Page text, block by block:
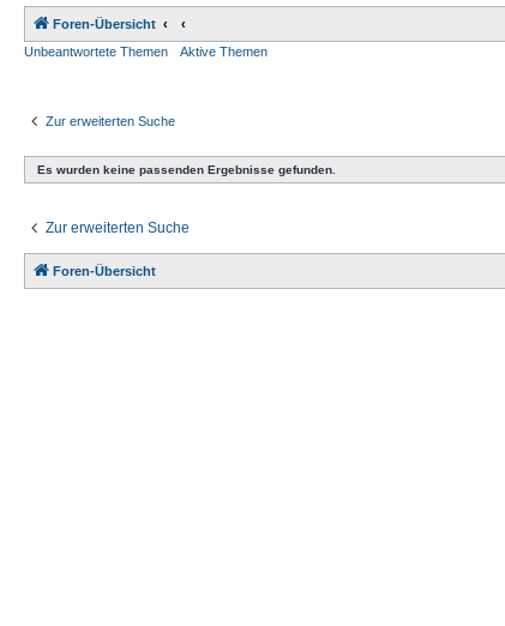
Foren-Übersicht
Unbeantwortete Themen
Aktive Themen
Zur erweiterten Suche
Es wurden keine passenden Ergebnisse gefunden.
Zur erweiterten Suche
Foren-Übersicht